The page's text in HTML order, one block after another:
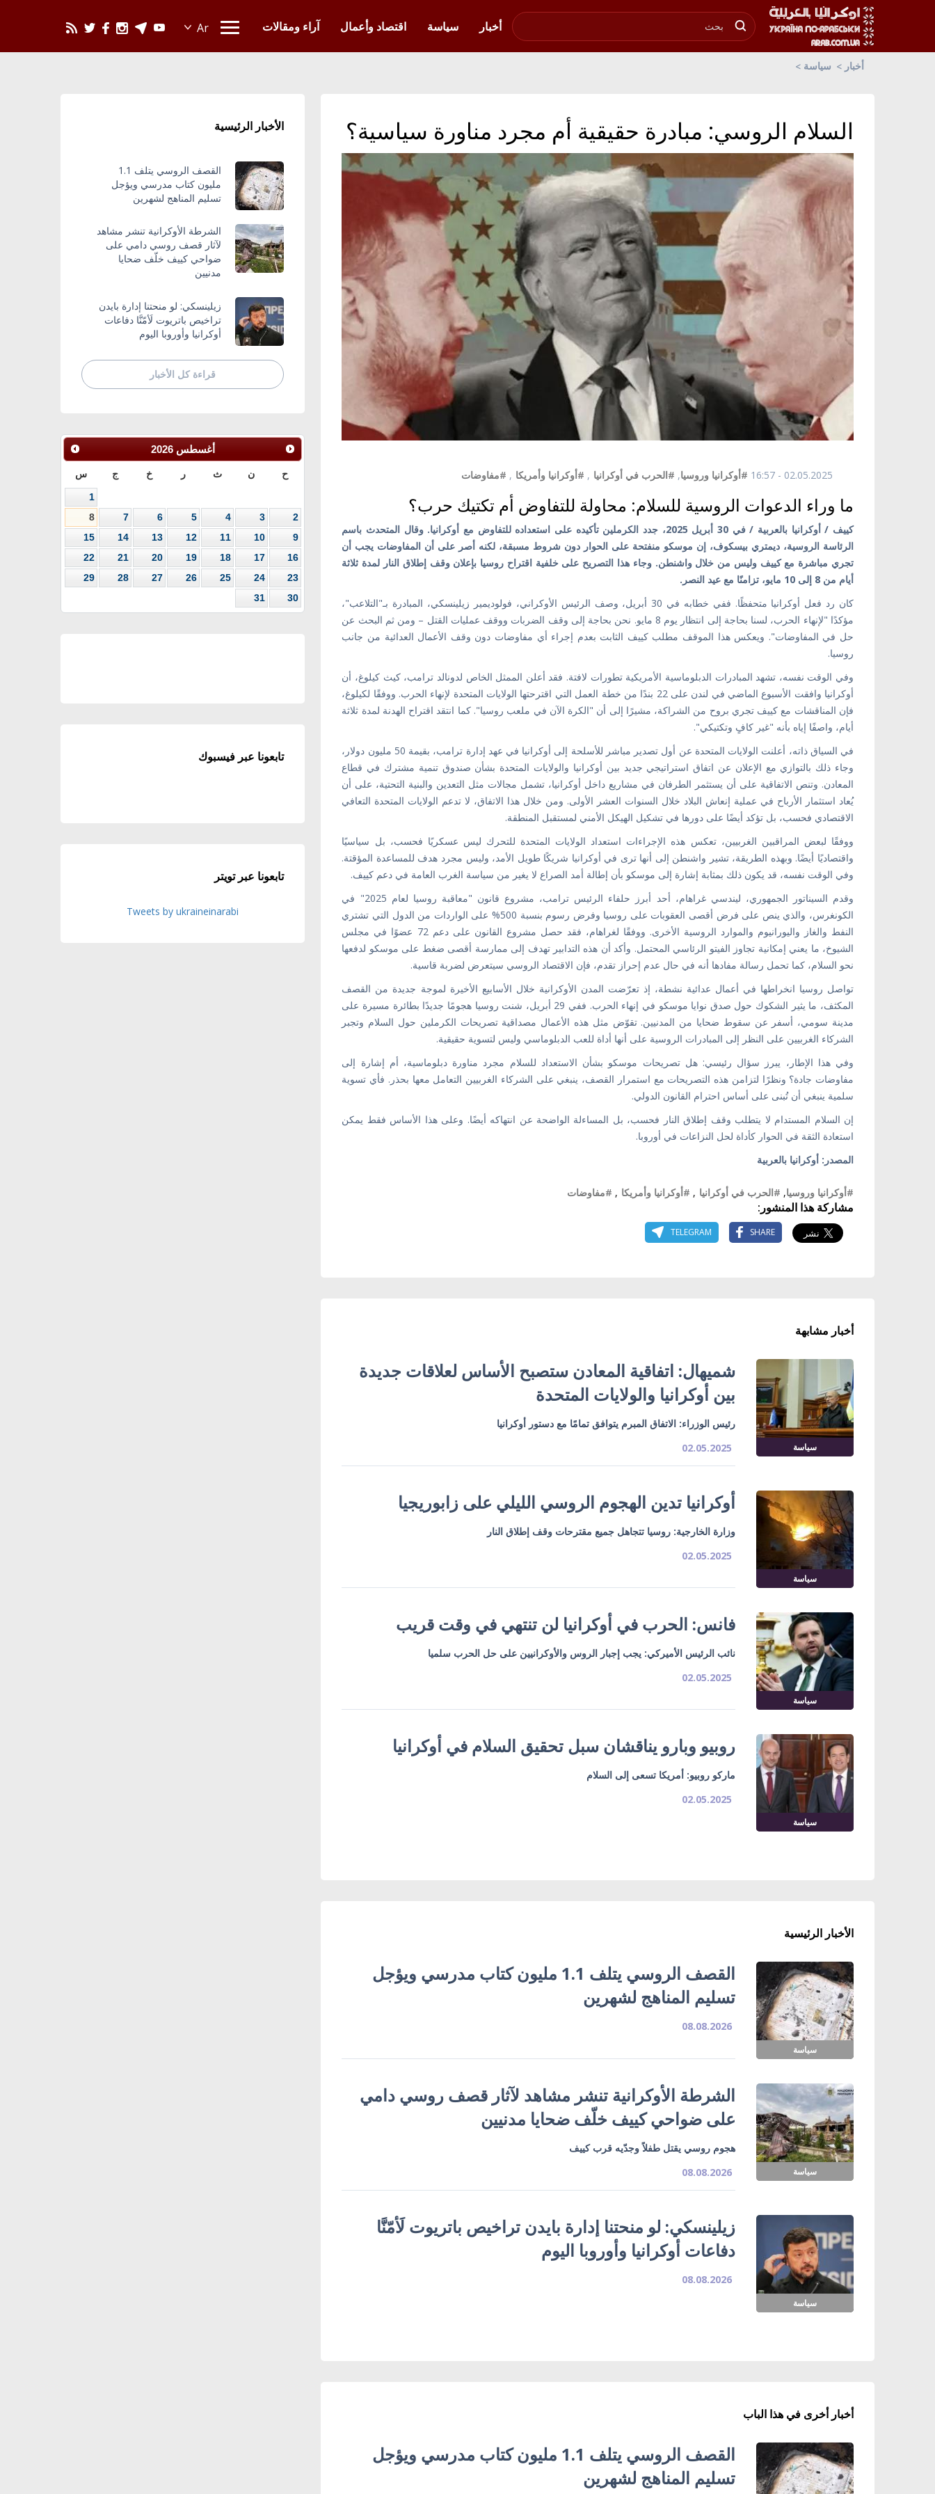
أخبار
سياسة اقتصاد وأعمال آراء ومقالات
أخبار سياسة
السلام الروسي: مبادرة حقيقية أم مجرد مناورة سياسية؟
02.05.2025 - 16:57 #أوكرانيا وروسيا, #الحرب في أوكرانيا , #أوكرانيا وأمريكا , #مفاوضات
ما وراء الدعوات الروسية للسلام: محاولة للتفاوض أم تكتيك حرب؟
كييف / أوكرانيا بالعربية / في 30 أبريل 2025، جدد الكرملين تأكيده على استعداده للتفاوض مع أوكرانيا. وقال المتحدث باسم
الرئاسة الروسية، ديمتري بيسكوف، إن موسكو منفتحة على الحوار دون شروط مسبقة، لكنه أصر على أن المفاوضات يجب أن
تجري مباشرة مع كييف وليس من خلال واشنطن. وجاء هذا التصريح على خلفية اقتراح روسيا بإعلان وقف إطلاق النار لمدة ثلاثة
أيام من 8 إلى 10 مايو، تزامنًا مع عيد النصر.
كان رد فعل أوكرانيا متحفظًا. ففي خطابه في 30 أبريل، وصف الرئيس الأوكراني، فولوديمير زيلينسكي، المبادرة بـ"التلاعب"،
مؤكدًا "لإنهاء الحرب، لسنا بحاجة إلى انتظار يوم 8 مايو. نحن بحاجة إلى وقف الضربات ووقف عمليات القتل – ومن ثم البحث عن
حل في المفاوضات". ويعكس هذا الموقف مطلب كييف الثابت بعدم إجراء أي مفاوضات دون وقف الأعمال العدائية من جانب
روسيا.
وفي الوقت نفسه، تشهد المبادرات الدبلوماسية الأمريكية تطورات لافتة. فقد أعلن الممثل الخاص لدونالد ترامب، كيث كيلوغ، أن
أوكرانيا وافقت الأسبوع الماضي في لندن على 22 بندًا من خطة العمل التي اقترحتها الولايات المتحدة لإنهاء الحرب. ووفقًا لكيلوغ،
فإن المناقشات مع كييف تجري بروح من الشراكة، مشيرًا إلى أن "الكرة الآن في ملعب روسيا". كما انتقد اقتراح الهدنة لمدة ثلاثة
أيام، واصفًا إياه بأنه "غير كافٍ وتكتيكي".
في السياق ذاته، أعلنت الولايات المتحدة عن أول تصدير مباشر للأسلحة إلى أوكرانيا في عهد إدارة ترامب، بقيمة 50 مليون دولار،
وجاء ذلك بالتوازي مع الإعلان عن اتفاق استراتيجي جديد بين أوكرانيا والولايات المتحدة بشأن صندوق تنمية مشترك في قطاع
المعادن. وتنص الاتفاقية على أن يستثمر الطرفان في مشاريع داخل أوكرانيا، تشمل مجالات مثل التعدين والبنية التحتية، على أن
يُعاد استثمار الأرباح في عملية إنعاش البلاد خلال السنوات العشر الأولى. ومن خلال هذا الاتفاق، لا تدعم الولايات المتحدة التعافي
الاقتصادي فحسب، بل تؤكد أيضًا على دورها في تشكيل الهيكل الأمني لمستقبل المنطقة.
ووفقًا لبعض المراقبين الغربيين، تعكس هذه الإجراءات استعداد الولايات المتحدة للتحرك ليس عسكريًا فحسب، بل سياسيًا
واقتصاديًا أيضًا. وبهذه الطريقة، تشير واشنطن إلى أنها ترى في أوكرانيا شريكًا طويل الأمد، وليس مجرد هدف للمساعدة المؤقتة.
وفي الوقت نفسه، قد يكون ذلك بمثابة إشارة إلى موسكو بأن إطالة أمد الصراع لا يغير من سياسة الغرب العامة في دعم كييف.
وقدم السيناتور الجمهوري، ليندسي غراهام، أحد أبرز حلفاء الرئيس ترامب، مشروع قانون "معاقبة روسيا لعام 2025" في
الكونغرس، والذي ينص على فرض أقصى العقوبات على روسيا وفرض رسوم بنسبة 500% على الواردات من الدول التي تشتري
النفط والغاز واليورانيوم والموارد الروسية الأخرى. ووفقًا لغراهام، فقد حصل مشروع القانون على دعم 72 عضوًا في مجلس
الشيوخ، ما يعني إمكانية تجاوز الفيتو الرئاسي المحتمل. وأكد أن هذه التدابير تهدف إلى ممارسة أقصى ضغط على موسكو لدفعها
نحو السلام، كما تحمل رسالة مفادها أنه في حال عدم إحراز تقدم، فإن الاقتصاد الروسي سيتعرض لضربة قاسية.
تواصل روسيا انخراطها في أعمال عدائية نشطة، إذ تعرّضت المدن الأوكرانية خلال الأسابيع الأخيرة لموجة جديدة من القصف
المكثف، ما يثير الشكوك حول صدق نوايا موسكو في إنهاء الحرب. ففي 29 أبريل، شنت روسيا هجومًا جديدًا بطائرة مسيرة على
مدينة سومي، أسفر عن سقوط ضحايا من المدنيين. تقوّض مثل هذه الأعمال مصداقية تصريحات الكرملين حول السلام وتجبر
الشركاء الغربيين على النظر إلى المبادرات الروسية على أنها أداة للعب الدبلوماسي وليس لتسوية حقيقية.
وفي هذا الإطار، يبرز سؤال رئيسي: هل تصريحات موسكو بشأن الاستعداد للسلام مجرد مناورة دبلوماسية، أم إشارة إلى
مفاوضات جادة؟ ونظرًا لتزامن هذه التصريحات مع استمرار القصف، ينبغي على الشركاء الغربيين التعامل معها بحذر. فأي تسوية
سلمية ينبغي أن تُبنى على أساس احترام القانون الدولي.
إن السلام المستدام لا يتطلب وقف إطلاق النار فحسب، بل المساءلة الواضحة عن انتهاكه أيضًا. وعلى هذا الأساس فقط يمكن
استعادة الثقة في الحوار كأداة لحل النزاعات في أوروبا.
المصدر: أوكرانيا بالعربية
#أوكرانيا وروسيا, #الحرب في أوكرانيا , #أوكرانيا وأمريكا , #مفاوضات
مشاركة هذا المنشور:
SHARE
TELEGRAM
أخبار مشابهة
سياسة
شميهال: اتفاقية المعادن ستصبح الأساس لعلاقات جديدة
بين أوكرانيا والولايات المتحدة
رئيس الوزراء: الاتفاق المبرم يتوافق تمامًا مع دستور أوكرانيا
02.05.2025
سياسة
أوكرانيا تدين الهجوم الروسي الليلي على زابوريجيا
وزارة الخارجية: روسيا تتجاهل جميع مقترحات وقف إطلاق النار
02.05.2025
سياسة
فانس: الحرب في أوكرانيا لن تنتهي في وقت قريب
نائب الرئيس الأميركي: يجب إجبار الروس والأوكرانيين على حل الحرب سلميا
02.05.2025
سياسة
روبيو وبارو يناقشان سبل تحقيق السلام في أوكرانيا
ماركو روبيو: أمريكا تسعى إلى السلام
02.05.2025
الأخبار الرئيسية
سياسة
القصف الروسي يتلف 1.1 مليون كتاب مدرسي ويؤجل
تسليم المناهج لشهرين
08.08.2026
سياسة
الشرطة الأوكرانية تنشر مشاهد لآثار قصف روسي دامي
على ضواحي كييف خلّف ضحايا مدنيين
هجوم روسي يقتل طفلاً وجدّيه قرب كييف
08.08.2026
سياسة
زيلينسكي: لو منحتنا إدارة بايدن تراخيص باتريوت لَأمّنَّا
دفاعات أوكرانيا وأوروبا اليوم
08.08.2026
أخبار أخرى في هذا الباب
القصف الروسي يتلف 1.1 مليون كتاب مدرسي ويؤجل
تسليم المناهج لشهرين
الأخبار الرئيسية
القصف الروسي يتلف 1.1
مليون كتاب مدرسي ويؤجل
تسليم المناهج لشهرين
الشرطة الأوكرانية تنشر مشاهد
لآثار قصف روسي دامي على
ضواحي كييف خلّف ضحايا
مدنيين
زيلينسكي: لو منحتنا إدارة بايدن
تراخيص باتريوت لَأمّنَّا دفاعات
أوكرانيا وأوروبا اليوم
قراءة كل الأخبار
أغسطس 2026
ح ن ث ر خ ج س
1
2
3
4
5
6
7
8
9
10
11
12
13
14
15
16
17
18
19
20
21
22
23
24
25
26
27
28
29
30
31
تابعونا عبر فيسبوك
تابعونا عبر تويتر
Tweets by ukraineinarabi